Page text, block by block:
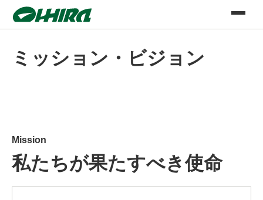
ミッション・ビジョン
Mission
私たちが果たすべき使命